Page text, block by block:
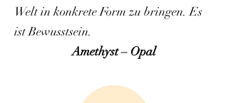
Welt in konkrete Form zu bringen. Es
ist Bewusstsein.
Amethyst – Opal